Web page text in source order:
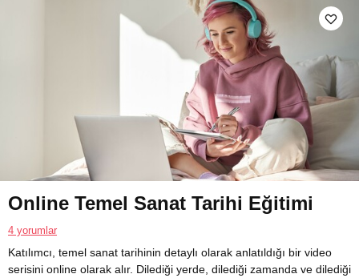
Online Temel Sanat Tarihi Eğitimi
4 yorumlar
Katılımcı, temel sanat tarihinin detaylı olarak anlatıldığı bir video
serisini online olarak alır. Dilediği yerde, dilediği zamanda ve dilediği